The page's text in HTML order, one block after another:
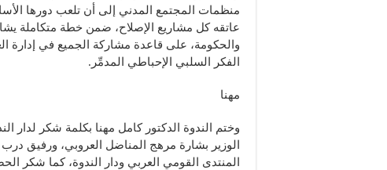
منظمات المجتمع المدني إلى أن تلعب دورها
عاتقه كل مشاريع الإصلاح، ضمن خطة متكاملة
والحكومة، على قاعدة مشاركة الجميع في إدارة
الفكر السلبي الإحباطي المدمِّر.
مهنا
وختم الندوة الدكتور كامل مهنا بكلمة شكر لدار
الوزير بشارة مرهج المناضل العروبي، ورفيق
المنتدى القومي العربي ودار الندوة، كما شكر